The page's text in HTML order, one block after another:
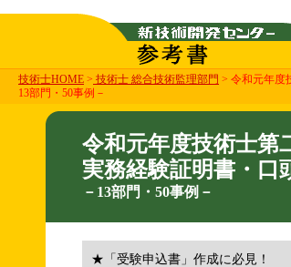
技術士HOME > 技術士 総合技術監理部門 > 令和元年度
13部門・50事例－
令和元年度技術士第
実務経験証明書・口
－13部門・50事例－
★「受験申込書」作成に必見！